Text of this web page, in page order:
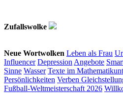
Zufallswolke
Neue Wortwolken Leben als Frau
Influencer Depression Angebote
Sinne Wasser Texte im
Persönlichkeiten Verben
Fußball-Weltmeisterschaft 2026